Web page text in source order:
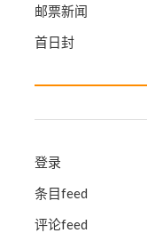
邮票新闻
首日封
登录
条目feed
评论feed